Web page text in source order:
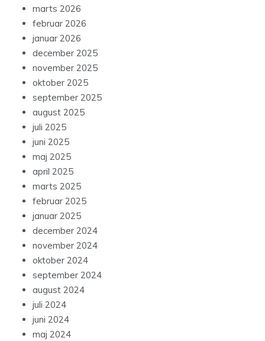
marts 2026
februar 2026
januar 2026
december 2025
november 2025
oktober 2025
september 2025
august 2025
juli 2025
juni 2025
maj 2025
april 2025
marts 2025
februar 2025
januar 2025
december 2024
november 2024
oktober 2024
september 2024
august 2024
juli 2024
juni 2024
maj 2024